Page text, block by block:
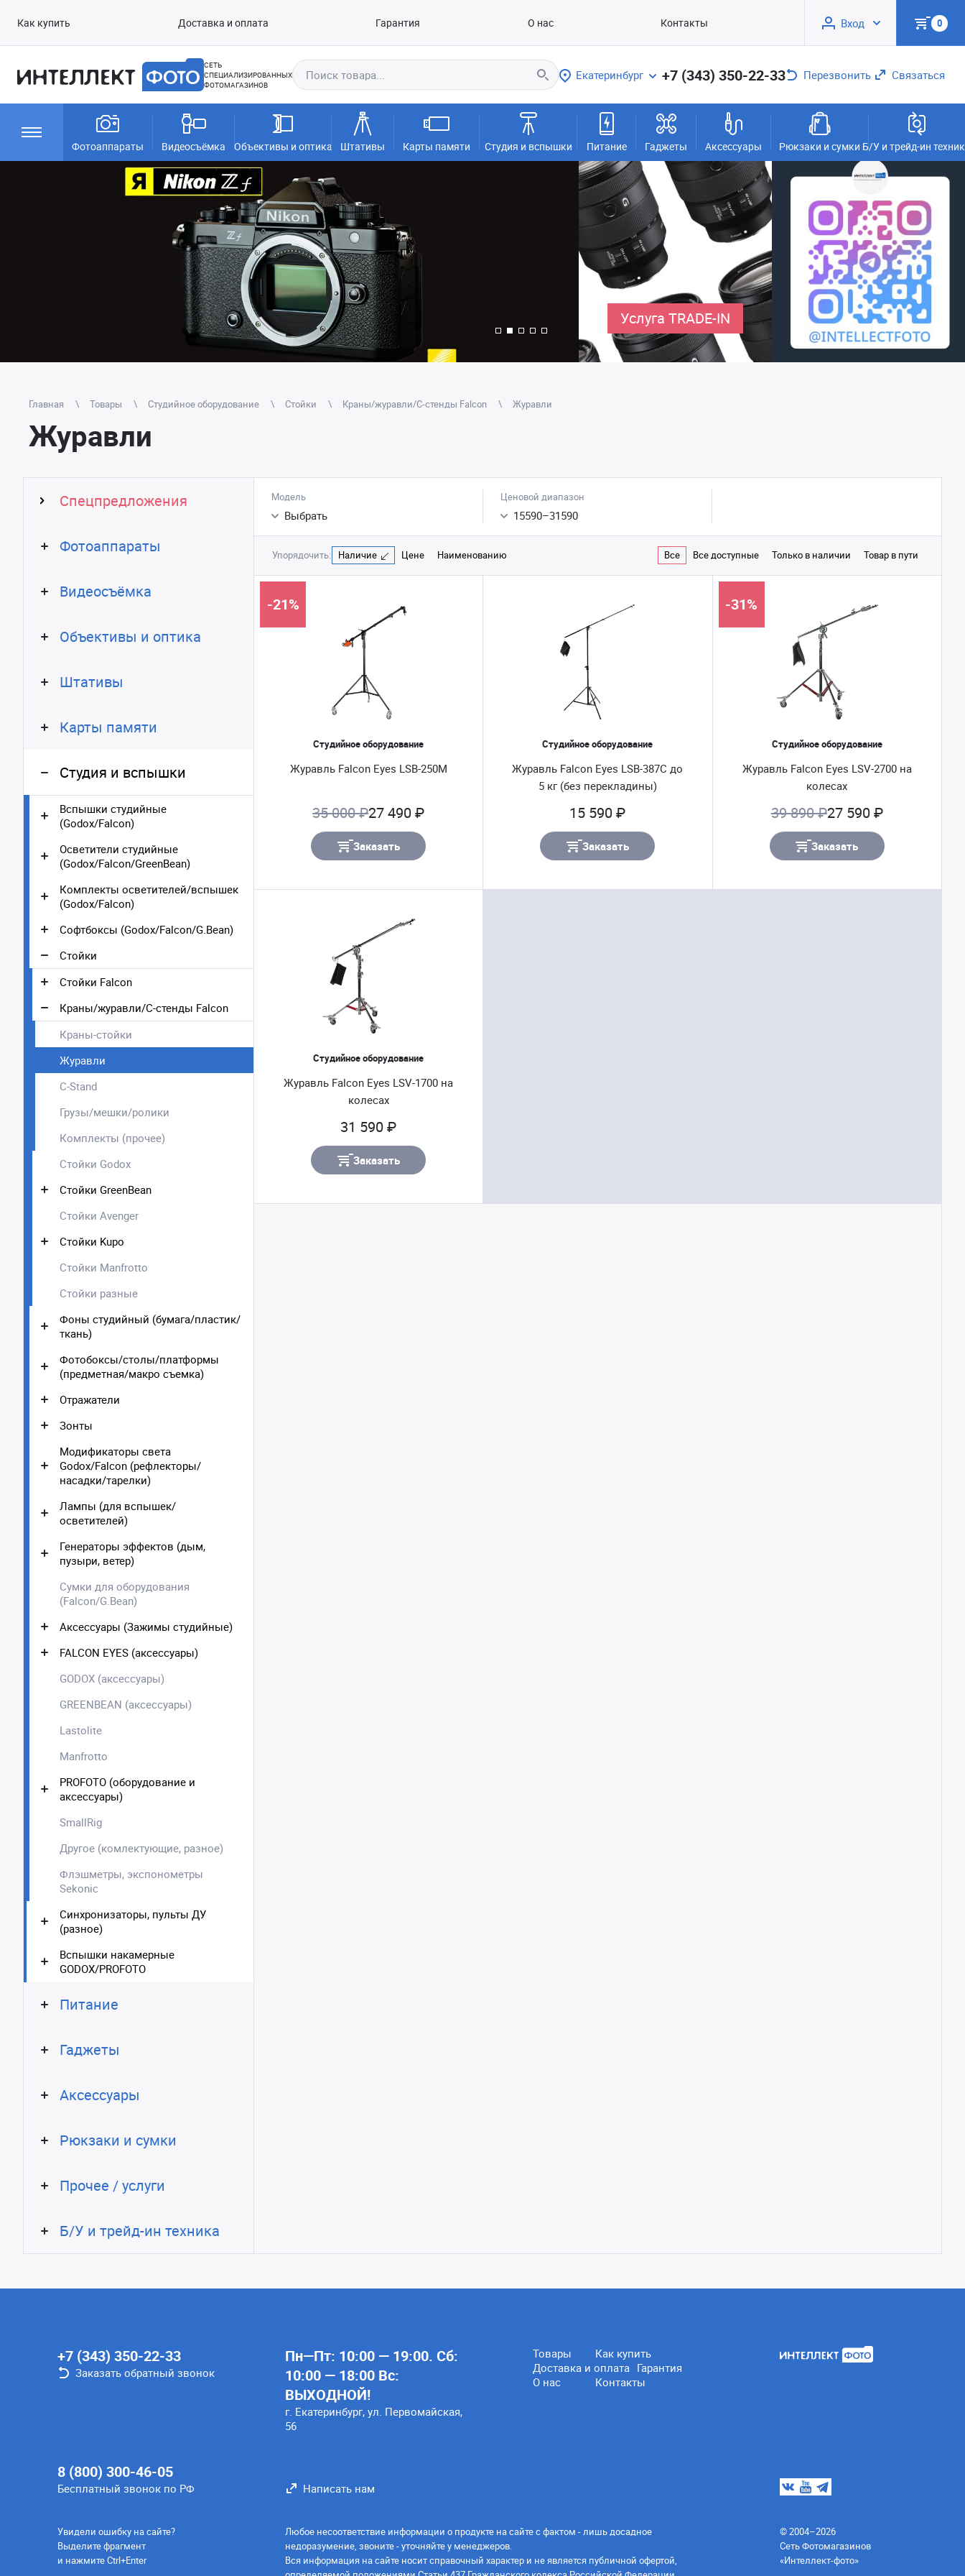
Как купить Доставка и оплата Гарантия О нас Контакты Вход 0
СЕТЬ
СПЕЦИАЛИЗИРОВАННЫХ
ФОТОМАГАЗИНОВ
Екатеринбург +7 (343) 350-22-33 Перезвонить Связаться
Фотоаппараты Видеосъёмка Объективы и оптика Штативы Карты памяти Студия и вспышки Питание Гаджеты Аксессуары Рюкзаки и сумки Б/У и трейд-ин
Услуга TRADE-IN
Главная Товары Студийное оборудование Стойки Краны/журавли/С-стенды Falcon Журавли
Журавли
Спецпредложения
Фотоаппараты
Видеосъёмка
Объективы и оптика
Штативы
Карты памяти
Студия и вспышки
Вспышки студийные
(Godox/Falcon)
Осветители студийные
(Godox/Falcon/GreenBean)
Комплекты осветителей/вспышек
(Godox/Falcon)
Софтбоксы (Godox/Falcon/G.Bean)
Стойки
Стойки Falcon
Краны/журавли/С-стенды Falcon
Краны-стойки
Журавли
C-Stand
Грузы/мешки/ролики
Комплекты (прочее)
Стойки Godox
Стойки GreenBean
Стойки Avenger
Стойки Kupo
Стойки Manfrotto
Стойки разные
Фоны студийный (бумага/пластик/
ткань)
Фотобоксы/столы/платформы
(предметная/макро съемка)
Отражатели
Зонты
Модификаторы света
Godox/Falcon (рефлекторы/
насадки/тарелки)
Лампы (для вспышек/
осветителей)
Генераторы эффектов (дым,
пузыри, ветер)
Сумки для оборудования
(Falcon/G.Bean)
Аксессуары (Зажимы студийные)
FALCON EYES (аксессуары)
GODOX (аксессуары)
GREENBEAN (аксессуары)
Lastolite
Manfrotto
PROFOTO (оборудование и
аксессуары)
SmallRig
Другое (комлектующие, разное)
Флэшметры, экспонометры
Sekonic
Синхронизаторы, пульты ДУ
(разное)
Вспышки накамерные
GODOX/PROFOTO
Питание
Гаджеты
Аксессуары
Рюкзаки и сумки
Прочее / услуги
Б/У и трейд-ин техника
Модель
Выбрать
Ценовой диапазон
15590–31590
Упорядочить: Наличие Цене Наименованию Все Все доступные Только в наличии Товар в пути
Студийное оборудование
Журавль Falcon Eyes LSB-250M
-21%
35 000 ₽27 490 ₽
Заказать
Студийное оборудование
Журавль Falcon Eyes LSB-387C до
5 кг (без перекладины)
15 590 ₽
Заказать
Студийное оборудование
Журавль Falcon Eyes LSV-2700 на
колесах
-31%
39 890 ₽27 590 ₽
Заказать
Студийное оборудование
Журавль Falcon Eyes LSV-1700 на
колесах
31 590 ₽
Заказать
+7 (343) 350-22-33
Заказать обратный звонок
8 (800) 300-46-05
Бесплатный звонок по РФ
Пн—Пт: 10:00 — 19:00. Сб:
10:00 — 18:00 Вс:
ВЫХОДНОЙ!
г. Екатеринбург, ул. Первомайская,
56
Товары
Как купить
Доставка и оплата Гарантия
О нас
Контакты
Написать нам
Увидели ошибку на сайте?
Выделите фрагмент
и нажмите Ctrl+Enter
Любое несоответствие информации о продукте на сайте с фактом - лишь досадное
недоразумение, звоните - уточняйте у менеджеров.
Вся информация на сайте носит справочный характер и не является публичной офертой,
© 2004–2026
Сеть Фотомагазинов
«Интеллект-фото»